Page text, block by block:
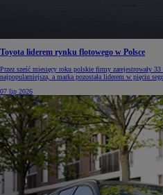
Toyota liderem rynku flotowego w Polsce
Przez sześć miesięcy roku polskie firmy zarejestrowały
najpopularniejsza, a marka pozostała liderem w pięciu
07 lip 2026